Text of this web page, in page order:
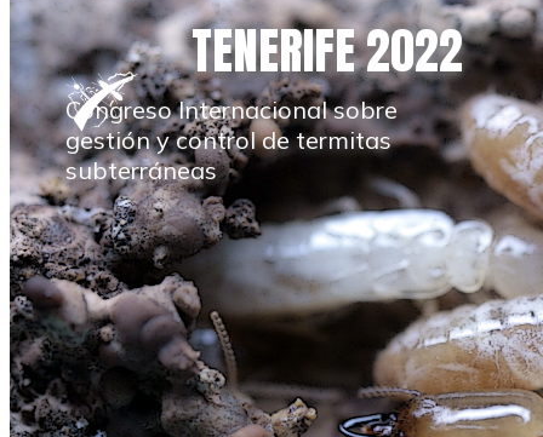
TENERIFE 2022
Congreso Internacional sobre
gestión y control de termitas
subterráneas